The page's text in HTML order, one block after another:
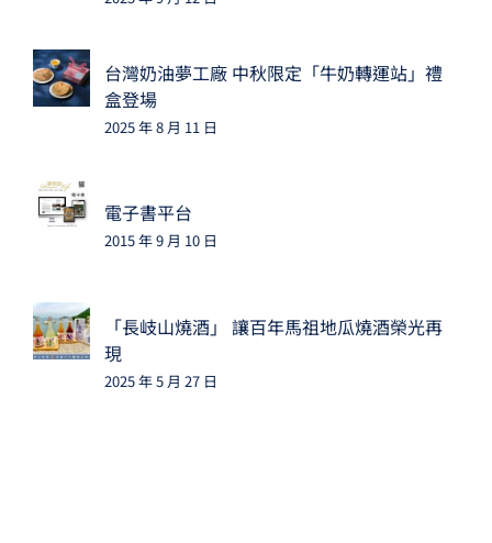
台灣奶油夢工廠 中秋限定「牛奶轉運站」禮
盒登場
2025 年 8 月 11 日
電子書平台
2015 年 9 月 10 日
「長岐山燒酒」 讓百年馬祖地瓜燒酒榮光再
現
2025 年 5 月 27 日